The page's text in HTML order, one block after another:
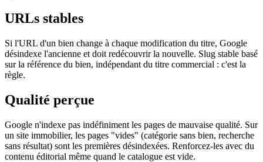
URLs stables
Si l'URL d'un bien change à chaque modification du titre, Google
désindexe l'ancienne et doit redécouvrir la nouvelle. Slug stable basé
sur la référence du bien, indépendant du titre commercial : c'est la
règle.
Qualité perçue
Google n'indexe pas indéfiniment les pages de mauvaise qualité. Sur
un site immobilier, les pages "vides" (catégorie sans bien, recherche
sans résultat) sont les premières désindexées. Renforcez-les avec du
contenu éditorial même quand le catalogue est vide.